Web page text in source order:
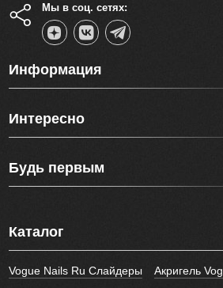
Мы в соц. сетях:
Информация
Интересно
Будь первым
Каталог
Vogue Nails Ru Слайдеры
Акригель